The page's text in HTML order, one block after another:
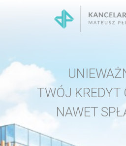
TWÓJ KREDYT
NAWET